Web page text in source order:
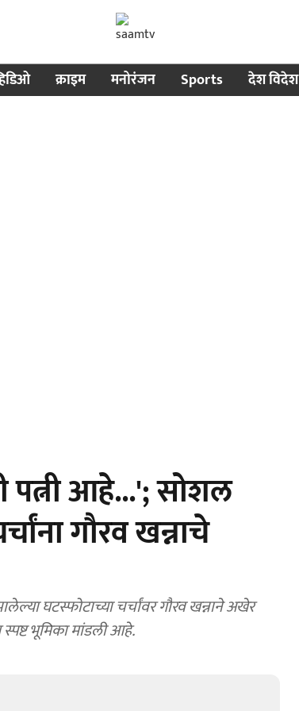
क्राइम मनोरंजन Sports देश विदेश
पत्नी आहे...'; सोशल
गौरव खन्नाचे
घटस्फोटाच्या चर्चांवर गौरव खन्नाने अखेर
स्पष्ट भूमिका मांडली आहे.